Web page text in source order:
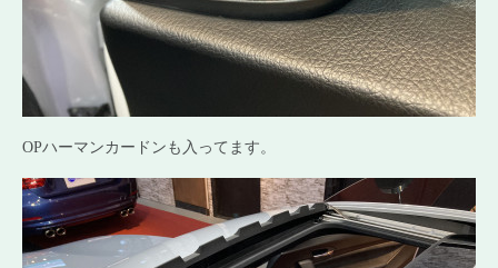
OPハーマンカードンも入ってます。